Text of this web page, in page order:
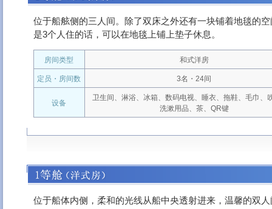
位于船舷侧的三人间。除了双床之外还有一块铺着地毯的
是3个人住的话，可以在地毯上铺上垫子休息。
房间类型 和式洋房
定员・房间数 3名・24间
设备
卫生间、淋浴、冰箱、数码电视、睡衣、拖鞋、毛巾、
洗漱用品、茶、QR键
位于船体内侧，柔和的光线从船中央透射进来，温馨的双人